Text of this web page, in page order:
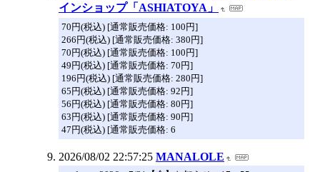
インショップ「ASHIATOYA」
70円(税込) [通常販売価格: 100円]
266円(税込) [通常販売価格: 380円]
70円(税込) [通常販売価格: 100円]
49円(税込) [通常販売価格: 70円]
196円(税込) [通常販売価格: 280円]
65円(税込) [通常販売価格: 92円]
56円(税込) [通常販売価格: 80円]
63円(税込) [通常販売価格: 90円]
47円(税込) [通常販売価格: 6
2026/08/02 22:57:25 MANALOLE